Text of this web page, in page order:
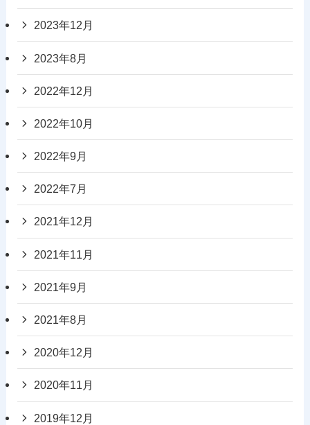
2023年12月
2023年8月
2022年12月
2022年10月
2022年9月
2022年7月
2021年12月
2021年11月
2021年9月
2021年8月
2020年12月
2020年11月
2019年12月